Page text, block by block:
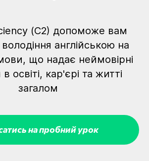
(C2) допоможе вам
англійською на
мови, що надає неймовірні
освіті, кар'єрі та житті
загалом
на пробний урок